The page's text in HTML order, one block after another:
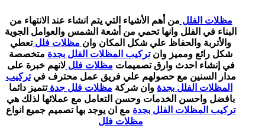
مظلات الفلل من أهم الأشياء التي يتم انشاء عند الانتهاء من
البناء في الفلل وانها تحمي من أشعة الشمس والعوامل الجوية
والأتربة والحفاظ علي شكل المكان وان مظلات فللتعطي
شكل رائع ومميز وانتركيب المظلات الفلل بجدة متخصصة
في إنشاء احدث وارق تصميمات مظلات فلللانهم خبرة على
مدار السنين مع حصولهم علي فريق عمل محترف فيتركيب
المظلات الفلل بجدة وان شركة مظلات فلل جدةتتميز دائما
بافضل واحسن الخدمات وحسن التعامل مع عملائها لذلك هي
تركيب المظلات الفلل بجدة مع ان يوجد بها تصميم جميع انواع
مظلات فلل